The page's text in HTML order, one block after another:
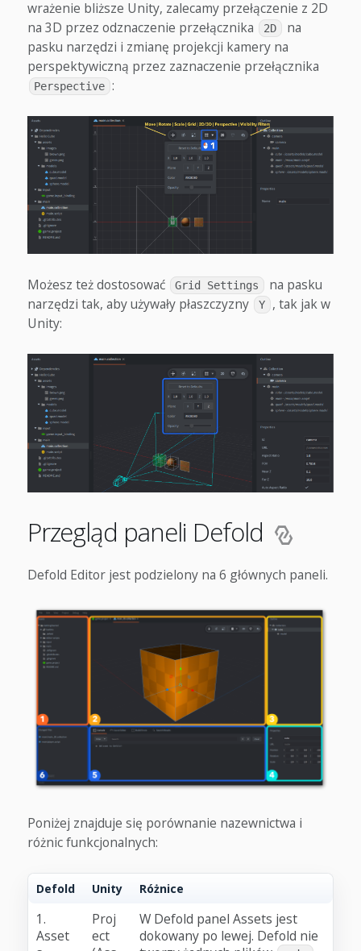
wrażenie bliższe Unity, zalecamy przełączenie z 2D
na 3D przez odznaczenie przełącznika
2D
na
pasku narzędzi i zmianę projekcji kamery na
perspektywiczną przez zaznaczenie przełącznika
Perspective :
Możesz też dostosować Grid Settings
na pasku
narzędzi tak, aby używały płaszczyzny
Y
, tak jak w
Unity:
Przegląd paneli Defold
Defold Editor jest podzielony na 6 głównych paneli.
Poniżej znajduje się porównanie nazewnictwa i
różnic funkcjonalnych:
Defold Unity Różnice
1.
Asset
Proj
ect
W Defold panel Assets jest
dokowany po lewej. Defold nie